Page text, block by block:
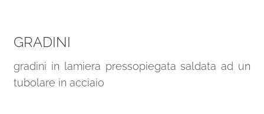
GRADINI
gradini in lamiera pressopiegata saldata ad un
tubolare in acciaio